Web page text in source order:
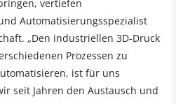
vertiefen
Automatisierungsspezialist
„Den industriellen 3D-Druck
Prozessen zu
ist für uns
seit Jahren den Austausch und